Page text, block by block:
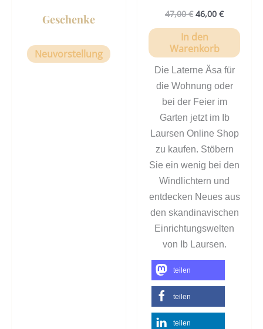
Geschenke
Neuvorstellung
47,00€ 46,00 €
In den
Warenkorb
Die Laterne Äsa für
die Wohnung oder
bei der Feier im
Garten jetzt im Ib
Laursen Online Shop
zu kaufen. Stöbern
Sie ein wenig bei den
Windlichtern und
entdecken Neues aus
den skandinavischen
Einrichtungswelten
von Ib Laursen.
teilen
teilen
teilen